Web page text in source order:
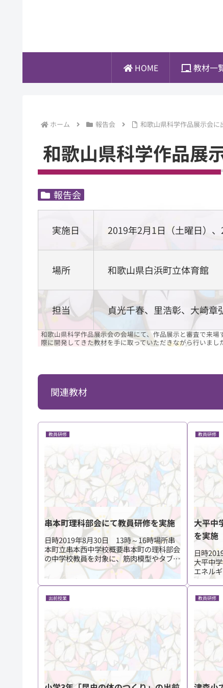
HOME 教材
ホーム 報告会 和歌山県科学作品展示会に
和歌山県科学作品展
報告会
実施日 2019年2月1日（土曜日）、
場所 和歌山県白浜町立体育館
担当 貞光千春、里浩彰、大崎章
和歌山県科学作品展示会の会場にて、作品展示と審査で来
際に開発してきた教材を手に取っていただきながら行いまし
関連教材
教員研修
串本町理科部会にて教員研修を実施
日時2019年8月30日 13時～16時場所串
本町立串本西中学校概要串本町の理科部会
の中学校教員を対象に、筋肉模型やタブレ
ット顕微鏡、地形、電気の単元等について
教材を紹介し意見交換を行いました。担当
大崎、竹下
教員研修
大平中
を実施
日時
大平中
エネル
ミング
した。
出前授業 教員研修